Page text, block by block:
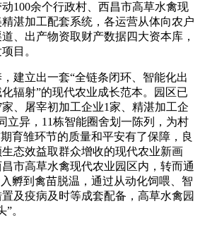
100余个行政村、西昌市高草水禽现
湛加工配套系统，各运营从体向农户
、出产物资取财产数据四大资本库，
目。
立出一套“全链条闭环、智能化出
辐射”的现代农业成长范本。园区已
、屠宰初加工企业1家、精湛加工企
立异，11栋智能圈舍划一陈列，为村
育雏环节的质量和平安有了保障，良
态效益取群众增收的现代农业新画
市高草水禽现代农业园区内，转而通
孵到禽苗脱温，通过从动化饲喂、智
及疫病及时等成套配备，高草水禽园
。